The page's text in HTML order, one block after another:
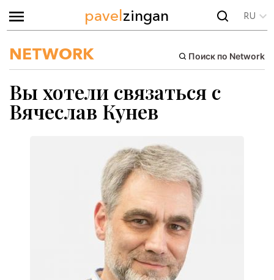
pavelzingan RU
NETWORK Поиск по Network
Вы хотели связаться с
Вячеслав Кунев